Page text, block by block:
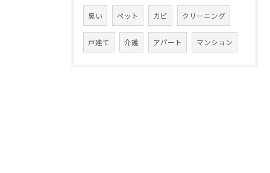
臭い ペット カビ クリーニング
戸建て 介護 アパート マンション